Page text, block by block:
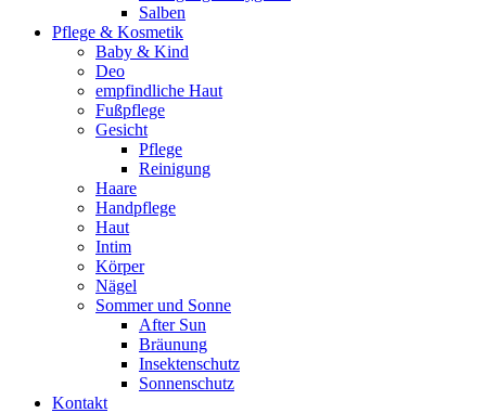
Salben
Pflege & Kosmetik
Baby & Kind
Deo
empfindliche Haut
Fußpflege
Gesicht
Pflege
Reinigung
Haare
Handpflege
Haut
Intim
Körper
Nägel
Sommer und Sonne
After Sun
Bräunung
Insektenschutz
Sonnenschutz
Kontakt